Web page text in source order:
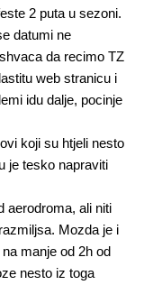
2 puta u sezoni.
datumi ne
da recimo TZ
web stranicu i
idu dalje, pocinje
koji su htjeli nesto
je tesko napraviti
aerodroma, ali niti
Mozda je i
manje od 2h od
nesto iz toga